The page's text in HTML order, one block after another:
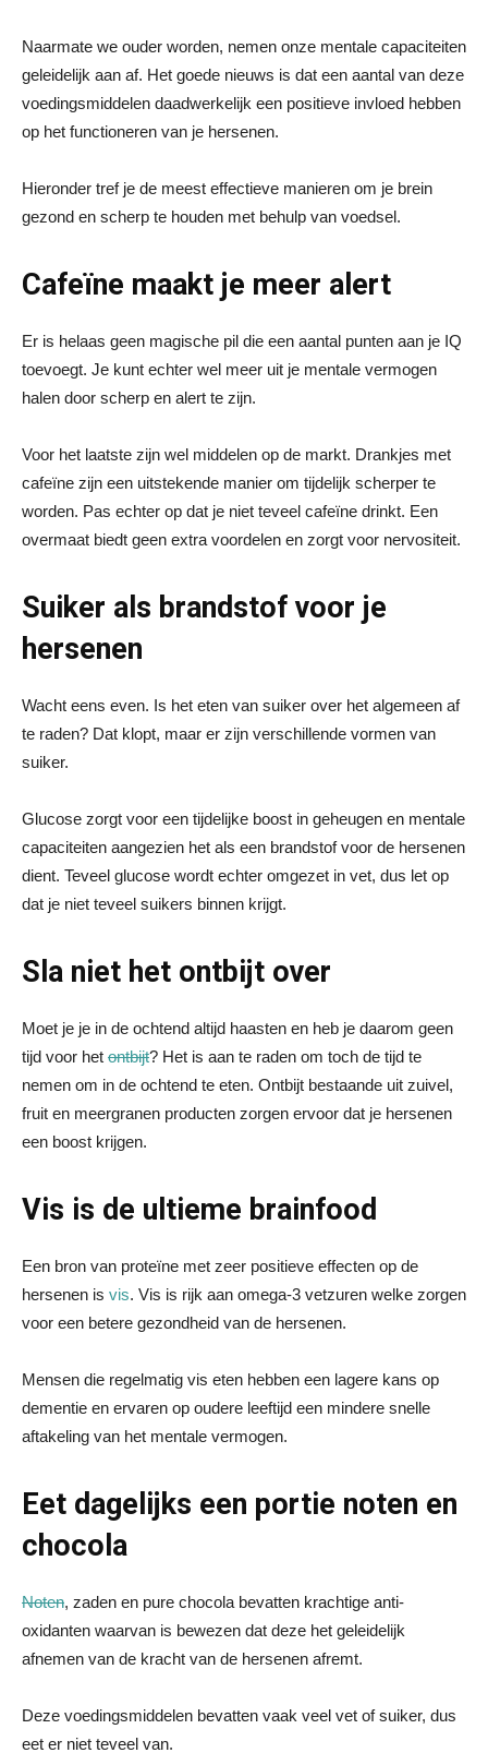
Naarmate we ouder worden, nemen onze mentale capaciteiten
geleidelijk aan af. Het goede nieuws is dat een aantal van deze
voedingsmiddelen daadwerkelijk een positieve invloed hebben
op het functioneren van je hersenen.
Hieronder tref je de meest effectieve manieren om je brein
gezond en scherp te houden met behulp van voedsel.
Cafeïne maakt je meer alert
Er is helaas geen magische pil die een aantal punten aan je IQ
toevoegt. Je kunt echter wel meer uit je mentale vermogen
halen door scherp en alert te zijn.
Voor het laatste zijn wel middelen op de markt. Drankjes met
cafeïne zijn een uitstekende manier om tijdelijk scherper te
worden. Pas echter op dat je niet teveel cafeïne drinkt. Een
overmaat biedt geen extra voordelen en zorgt voor nervositeit.
Suiker als brandstof voor je
hersenen
Wacht eens even. Is het eten van suiker over het algemeen af
te raden? Dat klopt, maar er zijn verschillende vormen van
suiker.
Glucose zorgt voor een tijdelijke boost in geheugen en mentale
capaciteiten aangezien het als een brandstof voor de hersenen
dient. Teveel glucose wordt echter omgezet in vet, dus let op
dat je niet teveel suikers binnen krijgt.
Sla niet het ontbijt over
Moet je je in de ochtend altijd haasten en heb je daarom geen
tijd voor het ontbijt? Het is aan te raden om toch de tijd te
nemen om in de ochtend te eten. Ontbijt bestaande uit zuivel,
fruit en meergranen producten zorgen ervoor dat je hersenen
een boost krijgen.
Vis is de ultieme brainfood
Een bron van proteïne met zeer positieve effecten op de
hersenen is vis. Vis is rijk aan omega-3 vetzuren welke zorgen
voor een betere gezondheid van de hersenen.
Mensen die regelmatig vis eten hebben een lagere kans op
dementie en ervaren op oudere leeftijd een mindere snelle
aftakeling van het mentale vermogen.
Eet dagelijks een portie noten en
chocola
Noten, zaden en pure chocola bevatten krachtige anti-
oxidanten waarvan is bewezen dat deze het geleidelijk
afnemen van de kracht van de hersenen afremt.
Deze voedingsmiddelen bevatten vaak veel vet of suiker, dus
eet er niet teveel van.